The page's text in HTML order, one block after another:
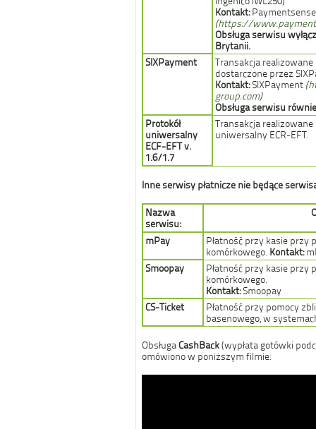
Kontakt:Paymentsense
(https://
Obsługa serwisu
Brytanii.
SIXPayment
Transakcja
dostarczone przez
Kontakt:SIXPayment (
group.com)
Obsługa serwisu
Protokół
uniwersalny
ECF-EFT v.
1.6/1.7
Transakcja realizowane
uniwersalny ECR-EFT.
Inne serwisy płatnicze nie będące
Nazwa
serwisu:
mPay
Płatność przy kasie przy
komórkowego. Kontakt:
Smoopay
Płatność przy kasie przy
komórkowego.
Kontakt:Smoopay
CS-Ticket
Płatność przy pomocy
basenowego, w
ObsługaCashBack(wypłata gotówki
omówiono w poniższym filmie: